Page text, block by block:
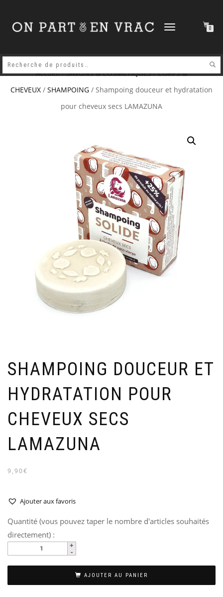
DÉPLIER
0
Accueil/SAVONS & COSMETIQUES/CORPS &
CHEVEUX / SHAMPOING / Shampoing douceur et hydratation
pour cheveux secs LAMAZUNA
SHAMPOING DOUCEUR ET
HYDRATATION POUR
CHEVEUX SECS
LAMAZUNA
9,90€
Ajouter aux favoris
Quantité (vous pouvez taper le nombre d'articles souhaités
directement) :
AJOUTER AU PANIER